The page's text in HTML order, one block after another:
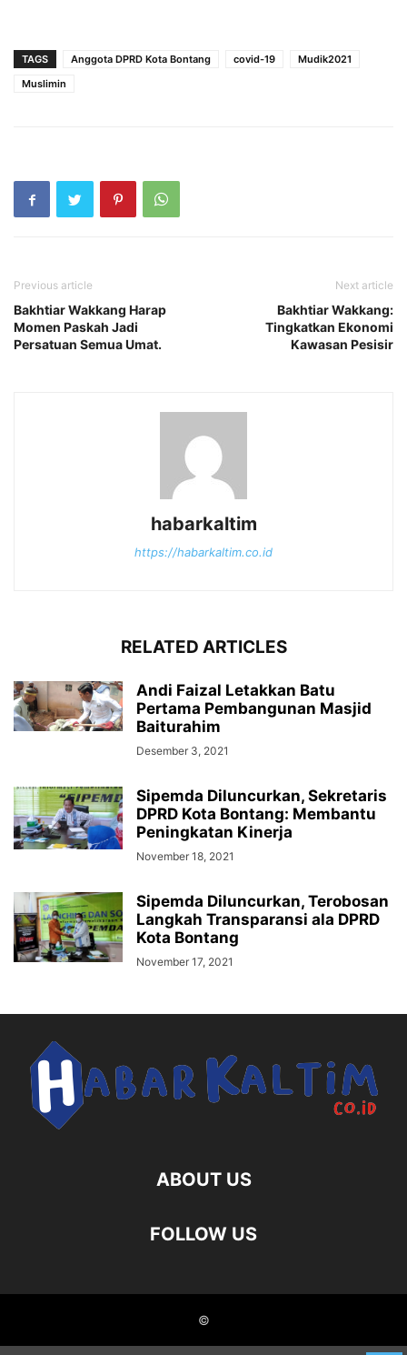
TAGS Anggota DPRD Kota Bontang covid-19
Mudik2021
Muslimin
Previous article
Bakhtiar Wakkang Harap
Momen Paskah Jadi
Persatuan Semua Umat.
Next article
Bakhtiar Wakkang:
Tingkatkan Ekonomi
Kawasan Pesisir
habarkaltim
https://habarkaltim.co.id
RELATED ARTICLES
Andi Faizal Letakkan Batu
Pertama Pembangunan Masjid
Baiturahim
Desember 3, 2021
Sipemda Diluncurkan, Sekretaris
DPRD Kota Bontang: Membantu
Peningkatan Kinerja
November 18, 2021
Sipemda Diluncurkan, Terobosan
Langkah Transparansi ala DPRD
Kota Bontang
November 17, 2021
ABOUT US
FOLLOW US
©